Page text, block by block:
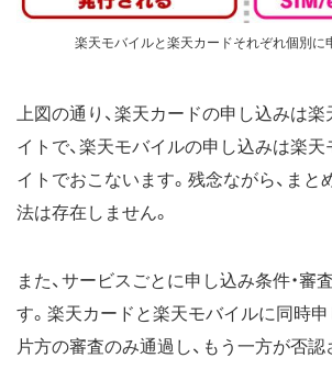
楽天モバイルと楽天カードそれぞれ個別に
上図の通り、楽天カードの申し込みは
イトで、楽天モバイルの申し込みは楽
イトでおこないます。残念ながら、まと
法は存在しません。
また、サービスごとに申し込み条件・審
す。楽天カードと楽天モバイルに同時申
片方の審査のみ通過し、もう一方が否